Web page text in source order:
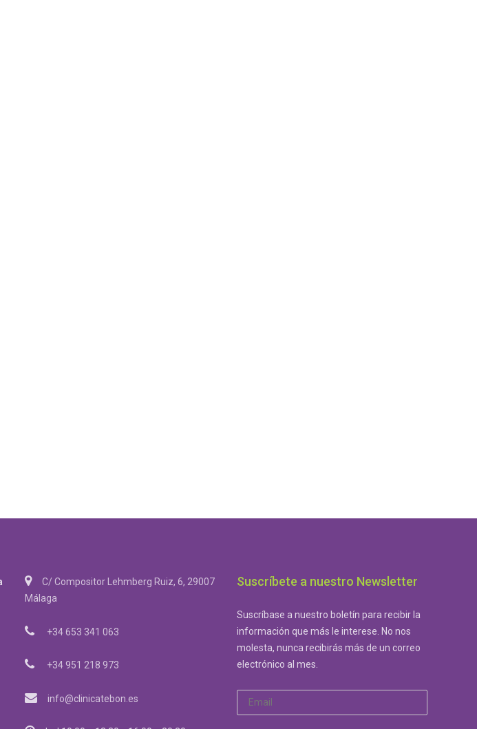
C/ Compositor Lehmberg Ruiz, 6, 29007
Málaga
+34 653 341 063
+34 951 218 973
info@clinicatebon.es
Suscríbete a nuestro Newsletter
Suscríbase a nuestro boletín para recibir la
información que más le interese. No nos
molesta, nunca recibirás más de un correo
electrónico al mes.